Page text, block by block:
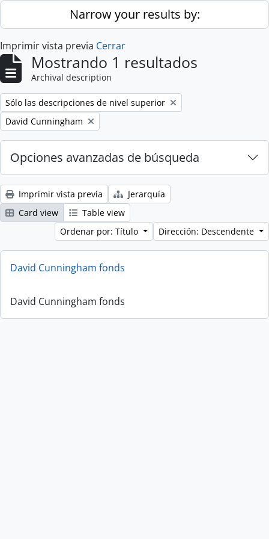
Skip to main contentNarrow your results by:
Imprimir vista previa Cerrar
Mostrando 1 resultados
Archival description
Remove filter:
Sólo las descripciones de nivel superior
Remove filter:
David Cunningham
Opciones avanzadas de búsqueda
Imprimir vista previa
Jerarquía
Card view
Table view
Ordenar por: Título
Dirección: Descendente
David Cunningham fonds
David Cunningham fonds